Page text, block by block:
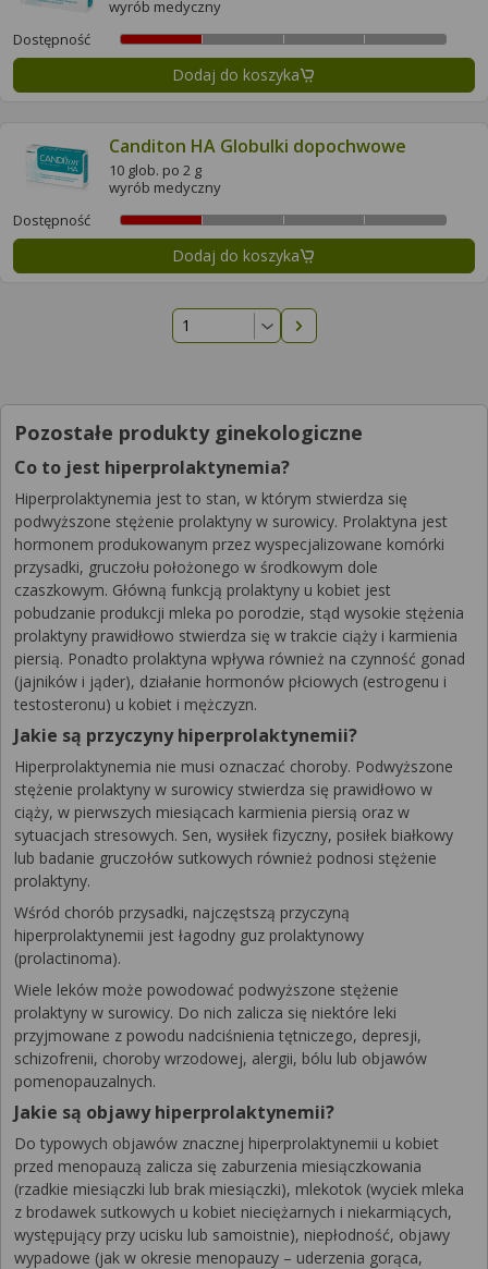
wyrób medyczny
Dostępność
Dodaj do koszyka
Canditon HA Globulki dopochwowe
10 glob. po 2 g
wyrób medyczny
Dostępność
Dodaj do koszyka
Następna strona
Pozostałe produkty ginekologiczne
Co to jest hiperprolaktynemia?
Hiperprolaktynemia jest to stan, w którym stwierdza się
podwyższone stężenie prolaktyny w surowicy. Prolaktyna jest
hormonem produkowanym przez wyspecjalizowane komórki
przysadki, gruczołu położonego w środkowym dole
czaszkowym. Główną funkcją prolaktyny u kobiet jest
pobudzanie produkcji mleka po porodzie, stąd wysokie stężenia
prolaktyny prawidłowo stwierdza się w trakcie ciąży i karmienia
piersią. Ponadto prolaktyna wpływa również na czynność gonad
(jajników i jąder), działanie hormonów płciowych (estrogenu i
testosteronu) u kobiet i mężczyzn.
Jakie są przyczyny hiperprolaktynemii?
Hiperprolaktynemia nie musi oznaczać choroby. Podwyższone
stężenie prolaktyny w surowicy stwierdza się prawidłowo w
ciąży, w pierwszych miesiącach karmienia piersią oraz w
sytuacjach stresowych. Sen, wysiłek fizyczny, posiłek białkowy
lub badanie gruczołów sutkowych również podnosi stężenie
prolaktyny.
Wśród chorób przysadki, najczęstszą przyczyną
hiperprolaktynemii jest łagodny guz prolaktynowy
(prolactinoma).
Wiele leków może powodować podwyższone stężenie
prolaktyny w surowicy. Do nich zalicza się niektóre leki
przyjmowane z powodu nadciśnienia tętniczego, depresji,
schizofrenii, choroby wrzodowej, alergii, bólu lub objawów
pomenopauzalnych.
Jakie są objawy hiperprolaktynemii?
Do typowych objawów znacznej hiperprolaktynemii u kobiet
przed menopauzą zalicza się zaburzenia miesiączkowania
(rzadkie miesiączki lub brak miesiączki), mlekotok (wyciek mleka
z brodawek sutkowych u kobiet nieciężarnych i niekarmiących,
występujący przy ucisku lub samoistnie), niepłodność, objawy
wypadowe (jak w okresie menopauzy – uderzenia gorąca,